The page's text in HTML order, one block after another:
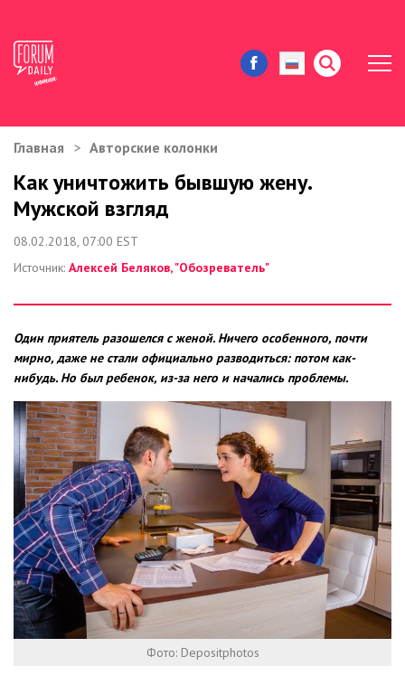
ЖИЗНЬ И ИСТОРИИ
ИММИГРАЦИЯ В США
ЗНАМЕНИТОСТИ
ЗДОРОВЬЕ И КРАСОТА
ДОМ И ЕДА
Главная Авторские колонки
Как уничтожить бывшую жену.
Мужской взгляд
08.02.2018, 07:00 EST
Источник: Алексей Беляков, "Обозреватель"
Один приятель разошелся с женой. Ничего особенного, почти
мирно, даже не стали официально разводиться: потом как-
нибудь. Но был ребенок, из-за него и начались проблемы.
Фото: Depositphotos